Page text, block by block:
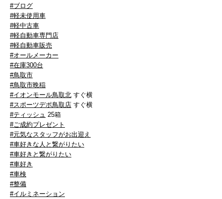
#ブログ
#軽未使用車
#軽中古車
#軽自動車専門店
#軽自動車販売
#オールメーカー
#在庫300台
#鳥取市
#鳥取市晩稲
#イオンモール鳥取北 すぐ横
#スポーツデポ鳥取店 すぐ横
#ティッシュ 25箱
#ご成約プレゼント
#元気なスタッフがお出迎え
#車好きな人と繋がりたい
#車好きと繋がりたい
#車好き
#車検
#整備
#イルミネーション